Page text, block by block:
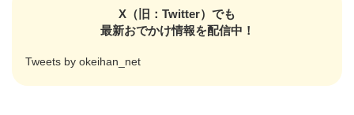
X（旧：Twitter）でも
最新おでかけ情報を配信中！
Tweets by okeihan_net